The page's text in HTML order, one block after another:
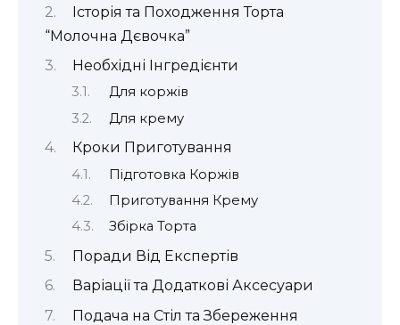
Історія та Походження Торта
“Молочна Дєвочка”
Необхідні Інгредієнти
Для коржів
Для крему
Кроки Приготування
Підготовка Коржів
Приготування Крему
Збірка Торта
Поради Від Експертів
Варіації та Додаткові Аксесуари
Подача на Стіл та Збереження